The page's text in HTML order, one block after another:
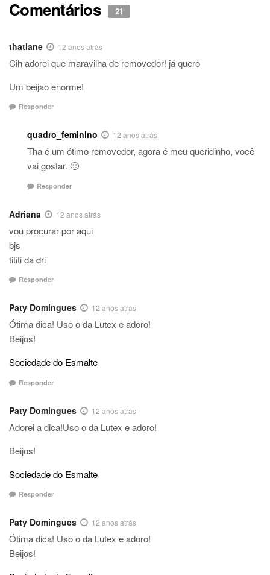
Comentários 21
thatiane 12 anos atrás
Cih adorei que maravilha de removedor! já quero
Um beijao enorme!
Responder
quadro_feminino 12 anos atrás
Tha é um ótimo removedor, agora é meu queridinho, você
vai gostar. 🙂
Responder
Adriana 12 anos atrás
vou procurar por aqui
bjs
tititi da dri
Responder
Paty Domingues 12 anos atrás
Ótima dica! Uso o da Lutex e adoro!
Beijos!
Sociedade do Esmalte
Responder
Paty Domingues 12 anos atrás
Adorei a dica!Uso o da Lutex e adoro!
Beijos!
Sociedade do Esmalte
Responder
Paty Domingues 12 anos atrás
Ótima dica! Uso o da Lutex e adoro!
Beijos!